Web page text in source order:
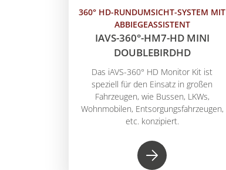
360° HD-RUNDUMSICHT-SYSTEM MIT
ABBIEGEASSISTENT
IAVS-360°-HM7-HD MINI
DOUBLEBIRDHD
Das iAVS-360° HD Monitor Kit ist
speziell für den Einsatz in großen
Fahrzeugen, wie Bussen, LKWs,
Wohnmobilen, Entsorgungsfahrzeugen,
etc. konzipiert.